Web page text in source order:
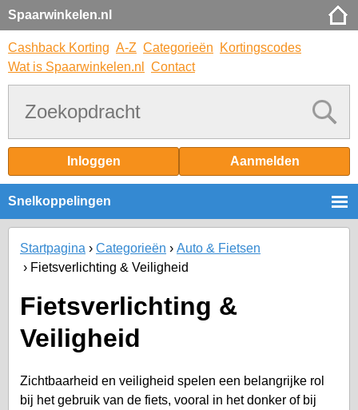
Spaarwinkelen.nl
Cashback Korting A-Z Categorieën
Kortingscodes
Wat is Spaarwinkelen.nl
Contact
Inloggen Aanmelden
Snelkoppelingen
Startpagina Categorieën
Auto & Fietsen
Fietsverlichting & Veiligheid
Fietsverlichting &
Veiligheid
Zichtbaarheid en veiligheid spelen een belangrijke rol
bij het gebruik van de fiets, vooral in het donker of bij